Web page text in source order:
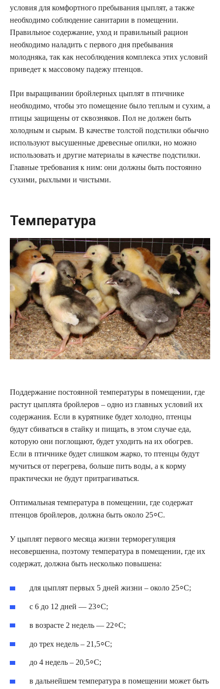
условия для комфортного пребывания цыплят, а также
необходимо соблюдение санитарии в помещении.
Правильное содержание, уход и правильный рацион
необходимо наладить с первого дня пребывания
молодняка, так как несоблюдения комплекса этих условий
приведет к массовому падежу птенцов.
При выращивании бройлерных цыплят в птичнике
необходимо, чтобы это помещение было теплым и сухим, а
птицы защищены от сквозняков. Пол не должен быть
холодным и сырым. В качестве толстой подстилки обычно
используют высушенные древесные опилки, но можно
использовать и другие материалы в качестве подстилки.
Главные требования к ним: они должны быть постоянно
сухими, рыхлыми и чистыми.
Температура
Поддержание постоянной температуры в помещении, где
растут цыплята бройлеров – одно из главных условий их
содержания. Если в курятнике будет холодно, птенцы
будут сбиваться в стайку и пищать, в этом случае еда,
которую они поглощают, будет уходить на их обогрев.
Если в птичнике будет слишком жарко, то птенцы будут
мучиться от перегрева, больше пить воды, а к корму
практически не будут притрагиваться.
Оптимальная температура в помещении, где содержат
птенцов бройлеров, должна быть около 25⸰С.
У цыплят первого месяца жизни терморегуляция
несовершенна, поэтому температура в помещении, где их
содержат, должна быть несколько повышена:
для цыплят первых 5 дней жизни – около 25⸰С;
с 6 до 12 дней — 23⸰С;
в возрасте 2 недель — 22⸰С;
до трех недель – 21,5⸰С;
до 4 недель – 20,5⸰С;
в дальнейшем температура в помещении может быть